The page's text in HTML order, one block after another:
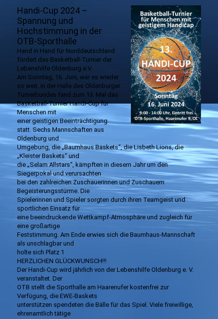
Handi-Cup 2024 –
Spannung und
Hochstimmung in der
OTB-Sporthalle
Hand in Hand für Norddeutschland
fördert das Basketball-Turnier der
Lebenshilfe Oldenburg e.V.
Am Sonntag, 16. Juni, war es wieder
so weit. In der Halle des Oldenburger
Turnerbundes fand zum 13. Mal das
Basketball-Turnier Handi-Cup für
Menschen mit
einer geistigen Beeinträchtigung
statt. Sechs Mannschaften aus
Oldenburg und
Umgebung, die „Baumhaus Baskets“, die Lisbeth Lions, die
„Kleister Baskets“ und
die „Selam Allstars“, kämpften in diesem Jahr um den
Siegerpokal und verursachten
bei den zahlreichen Zuschauerinnen und Zuschauern
Begeisterungsstürme. Die
Spielerinnen und Spieler sorgten durch ihren Teamgeist und
sportlichen Einsatz für
eine beeindruckende Wettkampf-Atmosphäre und zugleich für
eine großartige
Feststimmung. Am Ende erwies sich die Baumhaus-Mannschaft
als unschlagbar und
holte sich Platz 1
HERZLICHEN GLÜCKWUNSCH!!!
Der Handi-Cup wird jährlich von der Lebenshilfe Oldenburg e. V.
veranstaltet. Der
OTB stellt die Sporthalle am Haarenufer kostenfrei zur
Verfügung, die EWE-Baskets
unterstützen spendeten die Bälle für das Spiel. Viele freiwillige,
ehrenamtlich tätige